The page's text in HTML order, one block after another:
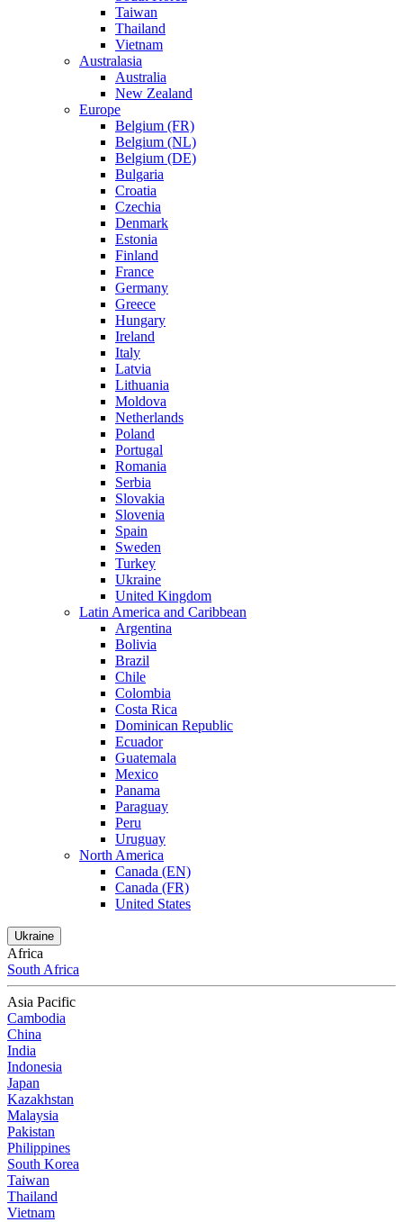
Taiwan
Thailand
Vietnam
Australasia
Australia
New Zealand
Europe
Belgium (FR)
Belgium (NL)
Belgium (DE)
Bulgaria
Croatia
Czechia
Denmark
Estonia
Finland
France
Germany
Greece
Hungary
Ireland
Italy
Latvia
Lithuania
Moldova
Netherlands
Poland
Portugal
Romania
Serbia
Slovakia
Slovenia
Spain
Sweden
Turkey
Ukraine
United Kingdom
Latin America and Caribbean
Argentina
Bolivia
Brazil
Chile
Colombia
Costa Rica
Dominican Republic
Ecuador
Guatemala
Mexico
Panama
Paraguay
Peru
Uruguay
North America
Canada (EN)
Canada (FR)
United States
Ukraine
Africa
South Africa
Asia Pacific
Cambodia
China
India
Indonesia
Japan
Kazakhstan
Malaysia
Pakistan
Philippines
South Korea
Taiwan
Thailand
Vietnam